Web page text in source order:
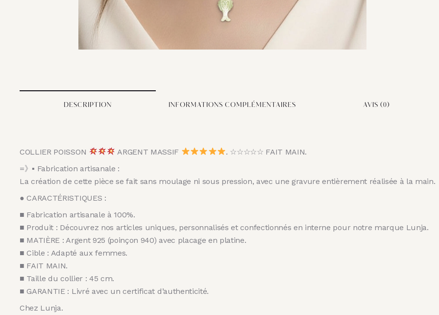
DESCRIPTION INFORMATIONS COMPLÉMENTAIRES AVIS (0)
COLLIER POISSON ARGENT MASSIF
. ☆☆☆☆☆ FAIT MAIN.
=》▪︎ Fabrication artisanale :
La création de cette pièce se fait sans moulage ni sous pression, avec une gravure entièrement réalisée à la main.
● CARACTÉRISTIQUES :
■ Fabrication artisanale à 100%.
■ Produit : Découvrez nos articles uniques, personnalisés et confectionnés en interne pour notre marque Lunja.
■ MATIÈRE : Argent 925 (poinçon 940) avec placage en platine.
■ Cible : Adapté aux femmes.
■ FAIT MAIN.
■ Taille du collier : 45 cm.
■ GARANTIE : Livré avec un certificat d’authenticité.
Chez Lunja.